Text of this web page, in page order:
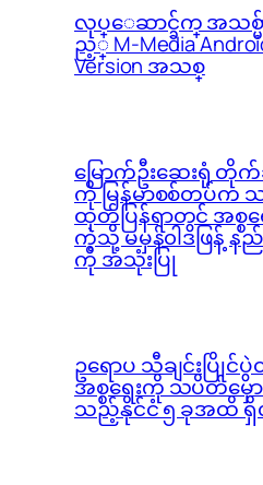
လုပ္ေဆာင္ခ်က္ အသစ္မ်ာ
ည့္ M-Media
Version အသစ္
မြောက်ဦးဆေးရုံ တို
ကို မြန်မာစစ်တပ်က
ထုတ်ပြန်ရာတွင် အစ္စရ
ကဲ့သို့ မမှန်၀ါဒဖြန့် န
ကို အသုံးပြု
ဥရောပ သီချင်းပြိုင်
အစ္စရေးကို သပိတ်မှေ
သည့်နိုင်ငံ ၅ ခုအထိ ရှိ